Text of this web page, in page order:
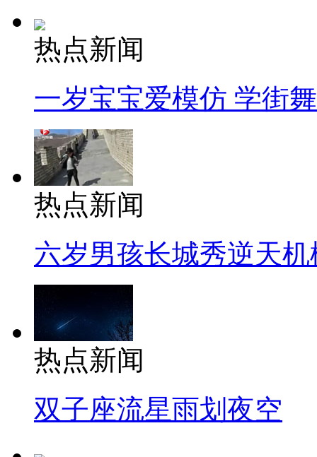
热点新闻
一岁宝宝爱模仿 学街
热点新闻
六岁男孩长城秀逆天机
热点新闻
双子座流星雨划夜空